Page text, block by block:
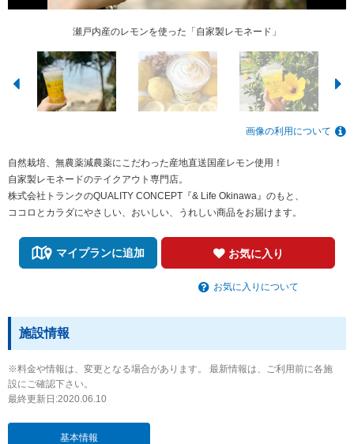
瀬戸内産のレモンを使った「自家製レモネード」
ヨーグルトレモンスムージー登場！
自家製レモネードのテイクアウト専門店
自家製レモネードのテイクアウト専門店
自家製レモネードのテイクアウト専門店
自家製レモネードのテイクアウト専門店
画像の利用について
自然栽培、無農薬減農薬にこだわった産地直送国産レモン使用！
自家製レモネードのテイクアウト専門店。
株式会社トランクのQUALITY CONCEPT『& Life Okinawa』のもと、
ココロとカラダにやさしい、おいしい、うれしい商品をお届けます。
マイプランに追加 お気に入り
お気に入りについて
施設情報
※料金や情報は、変更となる場合があります。 最新情報は、ご利用前に各施
設にご確認下さい。
最終更新日:2020.06.10
基本情報